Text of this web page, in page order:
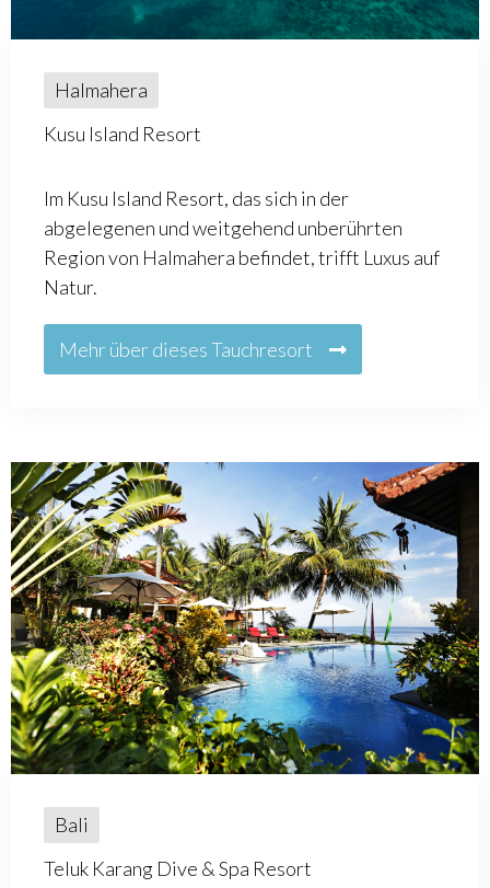
Halmahera
Kusu Island Resort
Im Kusu Island Resort, das sich in der
abgelegenen und weitgehend unberührten
Region von Halmahera befindet, trifft Luxus auf
Natur.
Mehr über dieses Tauchresort
Bali
Teluk Karang Dive & Spa Resort